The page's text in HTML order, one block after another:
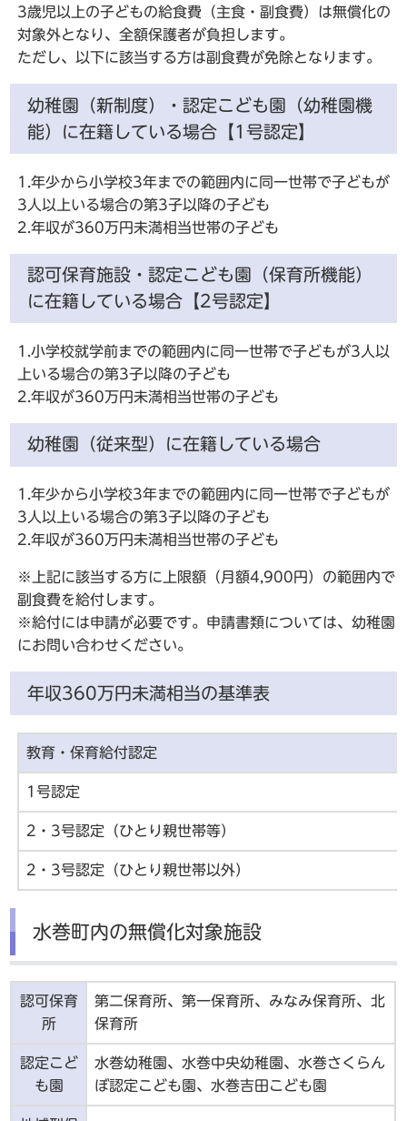
3歳児以上の子どもの給食費（主食・副食費）は無償化の
対象外となり、全額保護者が負担します。
ただし、以下に該当する方は副食費が免除となります。
幼稚園（新制度）・認定こども園（幼稚園機
能）に在籍している場合【1号認定】
1.年少から小学校3年までの範囲内に同一世帯で子どもが
3人以上いる場合の第3子以降の子ども
2.年収が360万円未満相当世帯の子ども
認可保育施設・認定こども園（保育所機能）
に在籍している場合【2号認定】
1.小学校就学前までの範囲内に同一世帯で子どもが3人以
上いる場合の第3子以降の子ども
2.年収が360万円未満相当世帯の子ども
幼稚園（従来型）に在籍している場合
1.年少から小学校3年までの範囲内に同一世帯で子どもが
3人以上いる場合の第3子以降の子ども
2.年収が360万円未満相当世帯の子ども
※上記に該当する方に上限額（月額4,900円）の範囲内で
副食費を給付します。
※給付には申請が必要です。申請書類については、幼稚園
にお問い合わせください。
年収360万円未満相当の基準表
教育・保育給付認定
1号認
2・3号認定（ひとり親世帯等）
2・3号認定（ひとり親世帯以外）
水巻町内の無償化対象施設
認可保育
所
第二保育所、第一保育所、みなみ保育所、北
保育所
認定こど
も園
水巻幼稚園、水巻中央幼稚園、水巻さくらん
ぼ認定こども園、水巻吉田こども園